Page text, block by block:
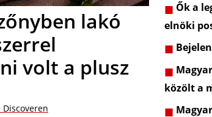
lakó
volt a plusz
Discoveren
Ők a
elnöki
közölt a